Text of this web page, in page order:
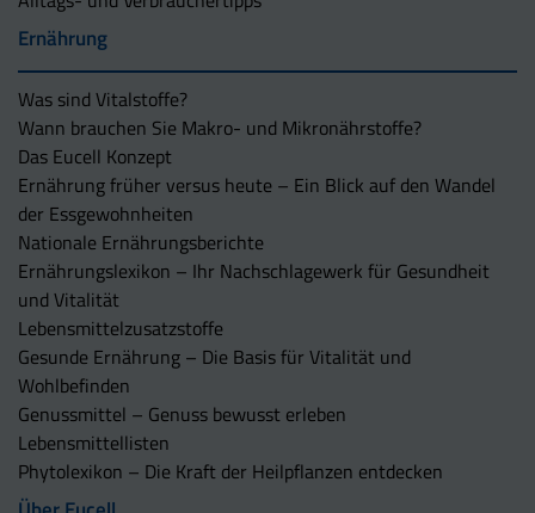
Ernährung
Was sind Vitalstoffe?
Wann brauchen Sie Makro- und Mikronährstoffe?
Das Eucell Konzept
Ernährung früher versus heute – Ein Blick auf den Wandel
der Essgewohnheiten
Nationale Ernährungsberichte
Ernährungslexikon – Ihr Nachschlagewerk für Gesundheit
und Vitalität
Lebensmittelzusatzstoffe
Gesunde Ernährung – Die Basis für Vitalität und
Wohlbefinden
Genussmittel – Genuss bewusst erleben
Lebensmittellisten
Phytolexikon – Die Kraft der Heilpflanzen entdecken